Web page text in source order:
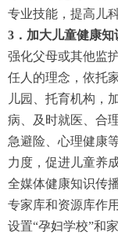
专业技能，提高儿
3．加大儿童健康
强化父母或其他监
任人的理念，依托
儿园、托育机构，
病、及时就医、合
急避险、心理健康
力度，促进儿童养
全媒体健康知识传
专家库和资源库作
设置“孕妇学校”和